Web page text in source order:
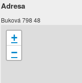
Adresa
Buková 798 48
+
−